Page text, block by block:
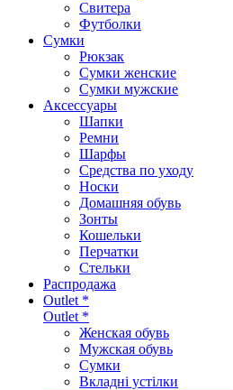
Свитера
Футболки
Сумки
Рюкзак
Сумки женские
Сумки мужские
Аксеcсуары
Шапки
Ремни
Шарфы
Средства по уходу
Носки
Домашняя обувь
Зонты
Кошельки
Перчатки
Стельки
Распродажа
Outlet *
Outlet *
Женская обувь
Мужская обувь
Сумки
Вкладні устілки